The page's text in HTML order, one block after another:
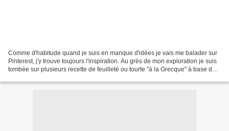
Comme d'habitude quand je suis en manque d'idées je vais me balader sur
Pinterest, j'y trouve toujours l'inspiration. Au grès de mon exploration je suis
tombée sur plusieurs recette de feuilleté ou tourte "à la Grecque" à base de